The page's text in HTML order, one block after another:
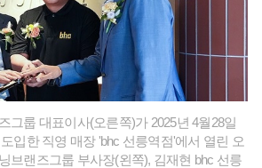
그룹 대표이사(오른쪽)가 2025년 4월28일
입한 직영 매장 'bhc 선릉역점'에서 열린 오
브랜즈그룹 부사장(왼쪽), 김재현 bhc 선릉